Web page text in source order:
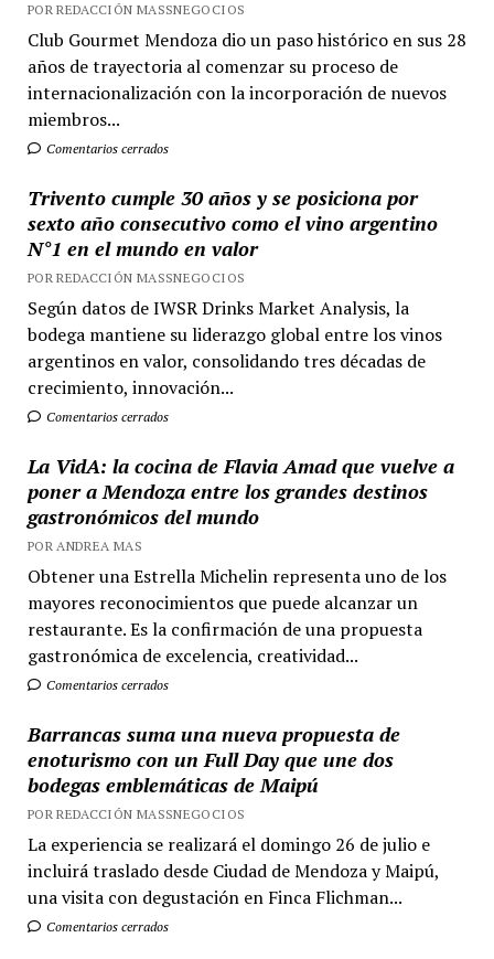
POR REDACCIÓN MASSNEGOCIOS
Club Gourmet Mendoza dio un paso histórico en sus 28
años de trayectoria al comenzar su proceso de
internacionalización con la incorporación de nuevos
miembros...
Comentarios cerrados
Trivento cumple 30 años y se posiciona por
sexto año consecutivo como el vino argentino
N°1 en el mundo en valor
POR REDACCIÓN MASSNEGOCIOS
Según datos de IWSR Drinks Market Analysis, la
bodega mantiene su liderazgo global entre los vinos
argentinos en valor, consolidando tres décadas de
crecimiento, innovación...
Comentarios cerrados
La VidA: la cocina de Flavia Amad que vuelve a
poner a Mendoza entre los grandes destinos
gastronómicos del mundo
POR ANDREA MAS
Obtener una Estrella Michelin representa uno de los
mayores reconocimientos que puede alcanzar un
restaurante. Es la confirmación de una propuesta
gastronómica de excelencia, creatividad...
Comentarios cerrados
Barrancas suma una nueva propuesta de
enoturismo con un Full Day que une dos
bodegas emblemáticas de Maipú
POR REDACCIÓN MASSNEGOCIOS
La experiencia se realizará el domingo 26 de julio e
incluirá traslado desde Ciudad de Mendoza y Maipú,
una visita con degustación en Finca Flichman...
Comentarios cerrados